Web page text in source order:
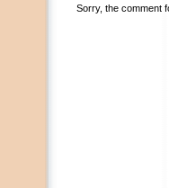
Sorry, the comment